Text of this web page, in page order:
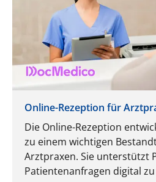
Online-Rezeption für
Die Online-Rezeption
zu einem wichtigen
Arztpraxen. Sie unterstützt
Patientenanfragen digital